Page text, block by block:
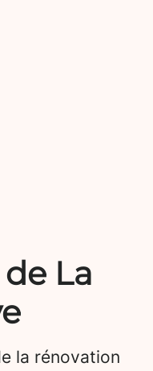
La
la rénovation